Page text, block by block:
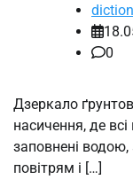
0
Дзеркало
насичення, де
заповнені водою,
повітрям і […]